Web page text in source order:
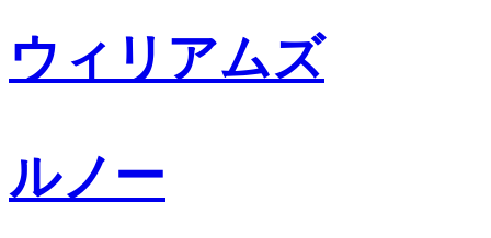
ウィリアムズ
ルノー